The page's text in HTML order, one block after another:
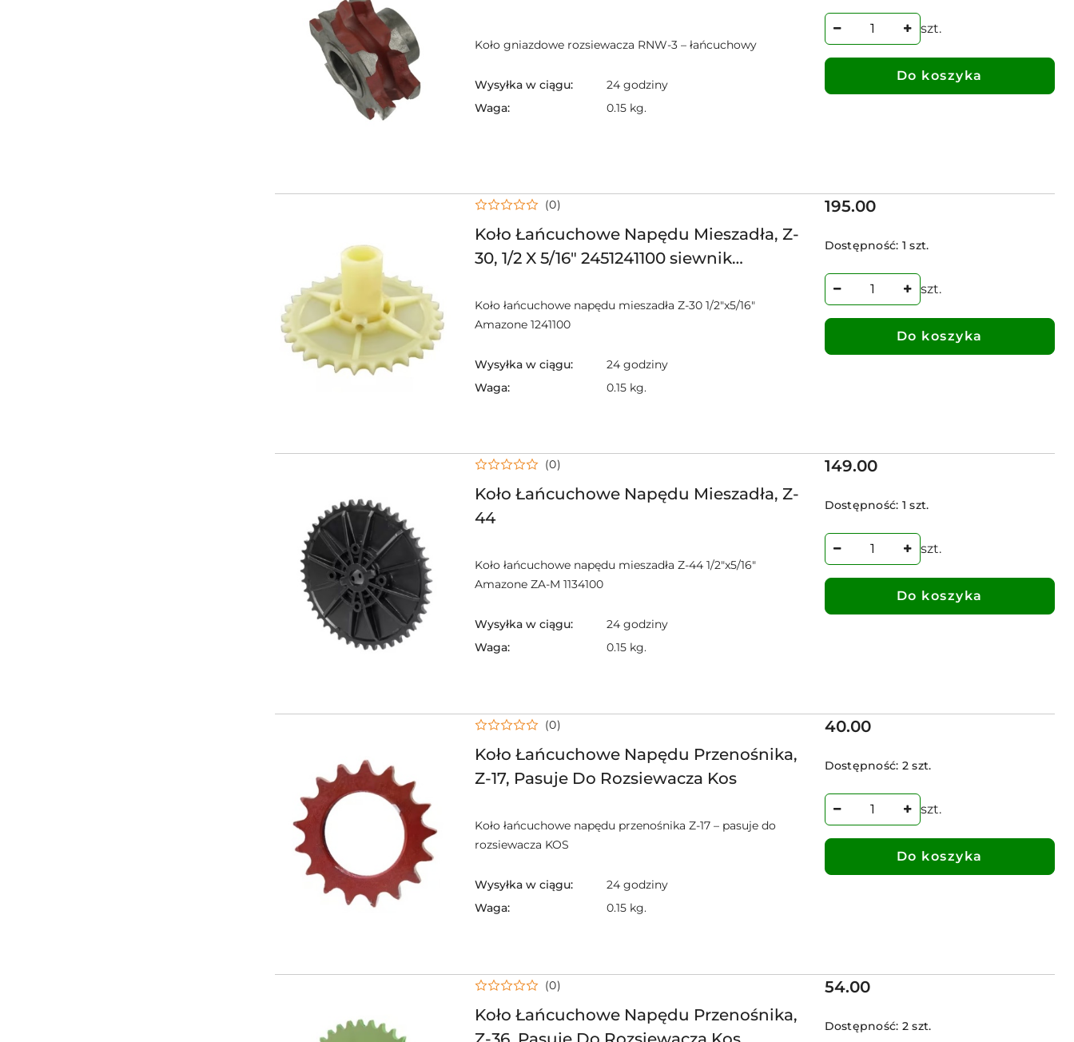
Koło gniazdowe rozsiewacza RNW-3 – łańcuchowy
Wysyłka w ciągu:
24 godziny
Waga:
0.15 kg.
szt.
Do koszyka
Koło Łańcuchowe Napędu Mieszadła, Z-
30, 1/2 X 5/16" 2451241100 siewnik
(0)
Koło łańcuchowe napędu mieszadła Z-30 1/2"x5/16"
Amazone 1241100
Wysyłka w ciągu:
24 godziny
Waga:
0.15 kg.
Cena:
195.00
Dostępność: 1 szt.
szt.
Do koszyka
Koło Łańcuchowe Napędu Mieszadła, Z-
44
(0)
Koło łańcuchowe napędu mieszadła Z-44 1/2"x5/16"
Amazone ZA-M 1134100
Wysyłka w ciągu:
24 godziny
Waga:
0.15 kg.
Cena:
149.00
Dostępność: 1 szt.
szt.
Do koszyka
Koło Łańcuchowe Napędu Przenośnika,
Z-17, Pasuje Do Rozsiewacza Kos
(0)
Koło łańcuchowe napędu przenośnika Z-17 – pasuje do
rozsiewacza KOS
Wysyłka w ciągu:
24 godziny
Waga:
0.15 kg.
Cena:
40.00
Dostępność: 2 szt.
szt.
Do koszyka
Koło Łańcuchowe Napędu Przenośnika,
(0) Cena:
54.00
Dostępność: 2 szt.